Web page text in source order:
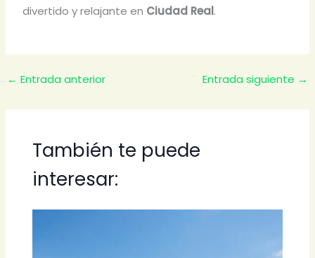
divertido y relajante en Ciudad Real.
← Entrada anterior Entrada siguiente →
También te puede
interesar: